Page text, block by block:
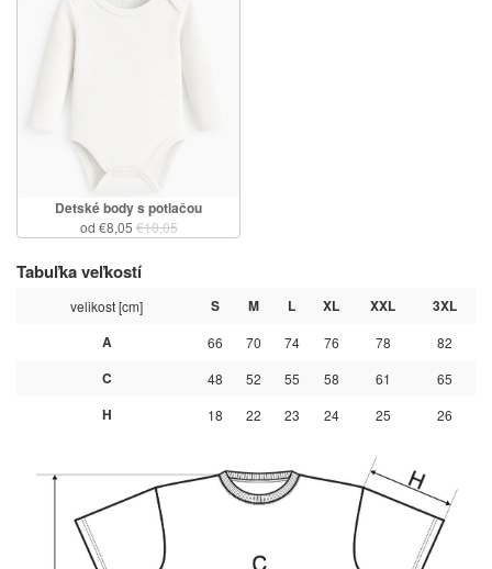
Detské body s potlačou
od €8,05€10,05
Tabuľka veľkostí
velikost [cm] S M L XL XXL
3XL
A
66 70 74 76 78 82
C 48 52 55 58 61 65
H 18 22 23 24 25 26